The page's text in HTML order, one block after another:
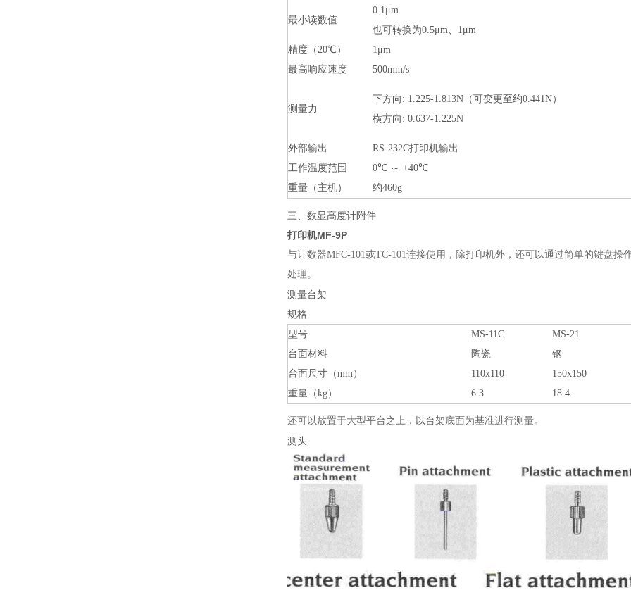
最小读数值
0.1μm
也可转换为0.5μm、1μm
精度（20℃）
1μm
最高响应速度
500mm/s
测量力
下方向: 1.225-1.813N（可变更至约0.441N）
横方向: 0.637-1.225N
外部输出
RS-232C打印机输出
工作温度范围
0℃ ～ +40℃
重量（主机）
约460g
三、数显高度计附件
打印机MF-9P
与计数器MFC-101或TC-101连接使用，除打印机外，还可以通过简单的键盘
处理。
测量台架
规格
型号 MS-11C MS-21
台面材料
陶瓷 钢
台面尺寸（mm）
110x110 150x150
重量（kg）
6.3 18.4
还可以放置于大型平台之上，以台架底面为基准进行测量。
测头